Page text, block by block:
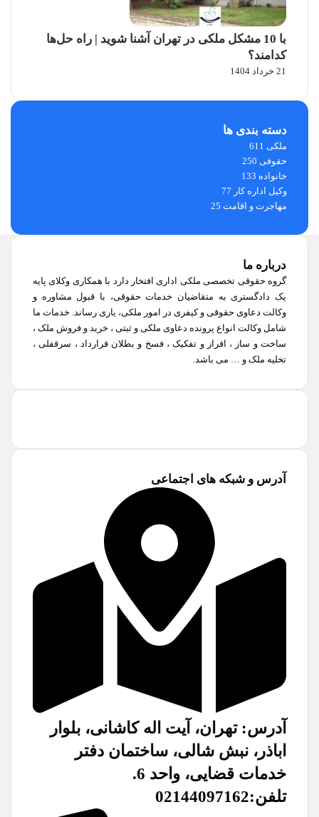
با 10 مشکل ملکی در تهران آشنا شوید | راه حل‌ها
کدامند؟
21 خرداد 1404
دسته بندی ها
ملکی 611
حقوقی 250
خانواده 133
وکیل اداره کار 77
مهاجرت و اقامت 25
درباره ما
گروه حقوقی تخصصی ملکی اداری افتخار دارد با همکاری وکلای پایه
یک دادگستری به متقاضیان خدمات حقوقی، با قبول مشاوره و
وکالت دعاوی حقوقی و کیفری در امور ملکی، یاری رساند. خدمات ما
شامل وکالت انواع پرونده دعاوی ملکی و ثبتی ، خرید و فروش ملک ،
ساخت و ساز ، افراز و تفکیک ، فسخ و بطلان قرارداد ، سرقفلی ،
تخلیه ملک و … می باشد.
آدرس و شبکه های اجتماعی
آدرس: تهران، آیت اله کاشانی، بلوار
اباذر، نبش شالی، ساختمان دفتر
خدمات قضایی، واحد 6.
تلفن:02144097162